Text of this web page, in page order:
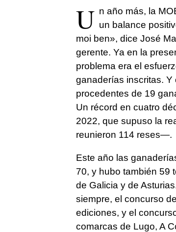
U n año más, la
un balance
moi ben», dice José
gerente. Ya en la
problema era el
ganaderías inscritas. Y
procedentes de 19
Un récord en cuatro
2022, que supuso la
reunieron 114 reses—.
Este año las
70, y hubo también 59
de Galicia y de
siempre, el concurso
ediciones, y el
comarcas de Lugo, A